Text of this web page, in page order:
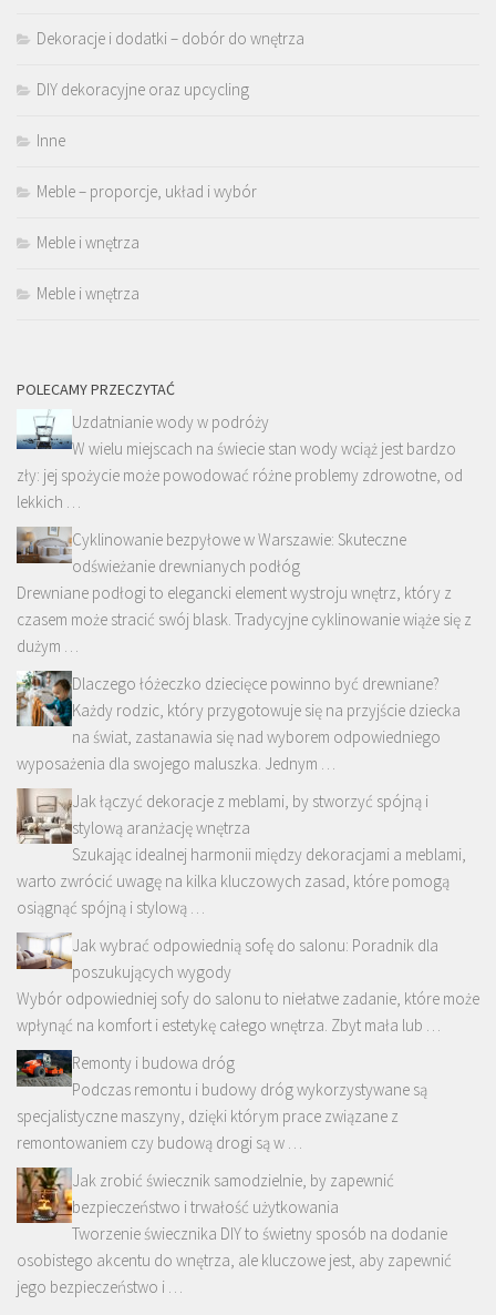
Dekoracje i dodatki – dobór do wnętrza
DIY dekoracyjne oraz upcycling
Inne
Meble – proporcje, układ i wybór
Meble i wnętrza
Meble i wnętrza
POLECAMY PRZECZYTAĆ
Uzdatnianie wody w podróży
W wielu miejscach na świecie stan wody wciąż jest bardzo
zły: jej spożycie może powodować różne problemy zdrowotne, od
lekkich …
Cyklinowanie bezpyłowe w Warszawie: Skuteczne
odświeżanie drewnianych podłóg
Drewniane podłogi to elegancki element wystroju wnętrz, który z
czasem może stracić swój blask. Tradycyjne cyklinowanie wiąże się z
dużym …
Dlaczego łóżeczko dziecięce powinno być drewniane?
Każdy rodzic, który przygotowuje się na przyjście dziecka
na świat, zastanawia się nad wyborem odpowiedniego
wyposażenia dla swojego maluszka. Jednym …
Jak łączyć dekoracje z meblami, by stworzyć spójną i
stylową aranżację wnętrza
Szukając idealnej harmonii między dekoracjami a meblami,
warto zwrócić uwagę na kilka kluczowych zasad, które pomogą
osiągnąć spójną i stylową …
Jak wybrać odpowiednią sofę do salonu: Poradnik dla
poszukujących wygody
Wybór odpowiedniej sofy do salonu to niełatwe zadanie, które może
wpłynąć na komfort i estetykę całego wnętrza. Zbyt mała lub …
Remonty i budowa dróg
Podczas remontu i budowy dróg wykorzystywane są
specjalistyczne maszyny, dzięki którym prace związane z
remontowaniem czy budową drogi są w …
Jak zrobić świecznik samodzielnie, by zapewnić
bezpieczeństwo i trwałość użytkowania
Tworzenie świecznika DIY to świetny sposób na dodanie
osobistego akcentu do wnętrza, ale kluczowe jest, aby zapewnić
jego bezpieczeństwo i …